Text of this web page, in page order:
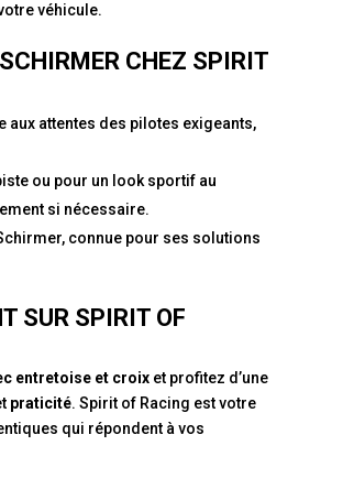
véhicule.
CHEZ SPIRIT
aux attentes des pilotes exigeants,
ou pour un look sportif au
si nécessaire.
connue pour ses solutions
SUR SPIRIT OF
entretoise et croix et profitez d’une
praticité. Spirit of Racing est votre
qui répondent à vos